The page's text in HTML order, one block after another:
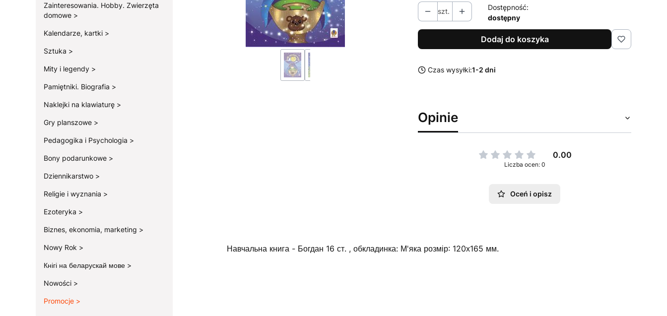
Zainteresowania. Hobby. Zwierzęta
domowe
Kalendarze, kartki
Sztuka
Mity i legendy
Pamiętniki. Biografia
Naklejki na klawiaturę
Gry planszowe
Pedagogika i Psychologia
Bony podarunkowe
Dziennikarstwo
Religie i wyznania
Ezoteryka
Biznes, ekonomia, marketing
Nowy Rok
Кнігі на беларускай мове
Nowości
Promocje
szt.
Dostępność:
dostępny
Dodaj do koszyka
Czas wysyłki:1-2 dni
Opinie
0.00
Liczba ocen: 0
Oceń i opisz
Навчальна книга - Богдан 16 ст. , обкладинка: М'яка розмір: 120х165 мм.